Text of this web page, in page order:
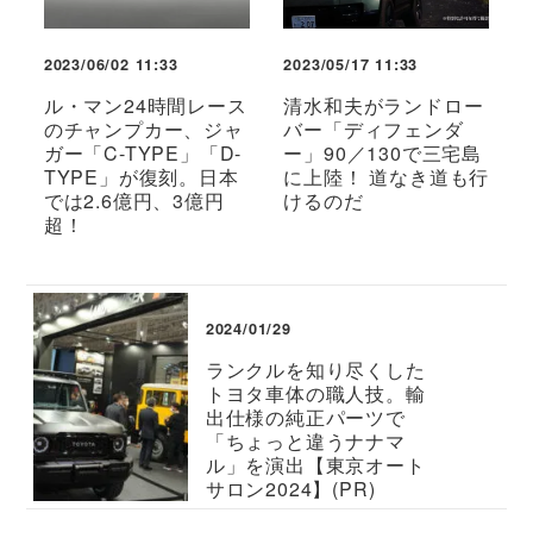
2023/06/02 11:33
ル・マン24時間レース
のチャンプカー、ジャ
ガー「C-TYPE」「D-
TYPE」が復刻。日本
では2.6億円、3億円
超！
2023/05/17 11:33
清水和夫がランドロー
バー「ディフェンダ
ー」90／130で三宅島
に上陸！ 道なき道も行
けるのだ
2024/01/29
ランクルを知り尽くした
トヨタ車体の職人技。輸
出仕様の純正パーツで
「ちょっと違うナナマ
ル」を演出【東京オート
サロン2024】(PR)